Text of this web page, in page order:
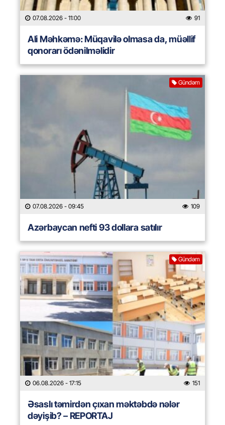
07.08.2026 - 11:00 91
Ali Məhkəmə: Müqavilə olmasa da, müəllif
qonorarı ödənilməlidir
Gündəm
07.08.2026 - 09:45 109
Azərbaycan nefti 93 dollara satılır
Gündəm
06.08.2026 - 17:15 151
Əsaslı təmirdən çıxan məktəbdə nələr
dəyişib? – REPORTAJ